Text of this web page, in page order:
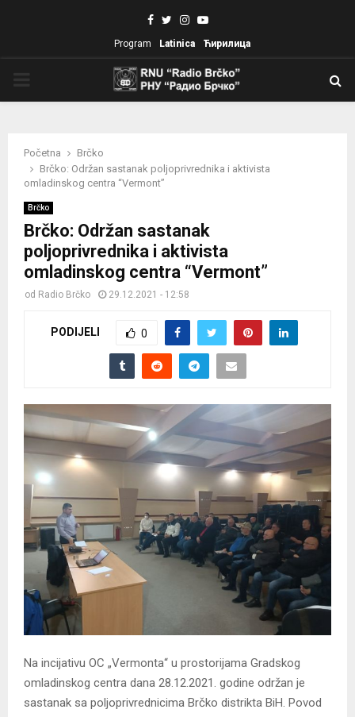
Facebook
TwitterInstagram
Youtube
Program Latinica Ћирилица
Početna
Brčko
Brčko: Održan sastanak poljoprivrednika i aktivista
omladinskog centra “Vermont”
Brčko
Brčko: Održan sastanak
poljoprivrednika i aktivista
omladinskog centra “Vermont”
od Radio Brčko 29.12.2021 - 12:58
PODIJELI 0
Na incijativu OC „Vermonta“ u prostorijama Gradskog
omladinskog centra dana 28.12.2021. godine održan je
sastanak sa poljoprivrednicima Brčko distrikta BiH. Povod